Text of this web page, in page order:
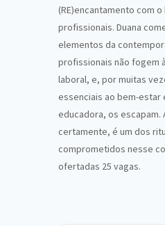
(RE)encantamento com
profissionais. Duana
elementos da
profissionais não fogem
laboral, e, por muitas
essenciais ao bem-estar
educadora, os escapam.
certamente, é um dos
comprometidos nesse
ofertadas 25 vagas.